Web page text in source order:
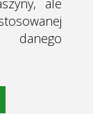
ale
danego